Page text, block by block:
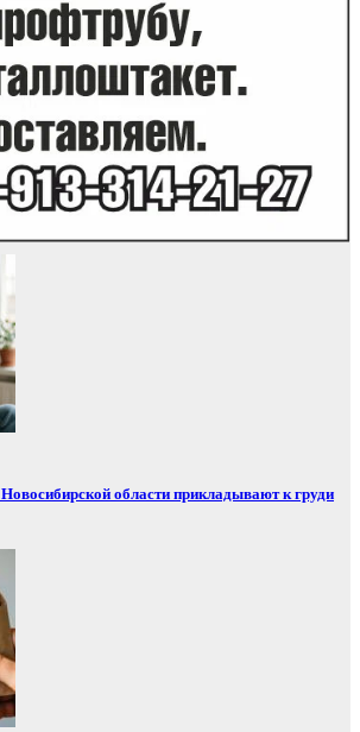
области прикладывают к груди